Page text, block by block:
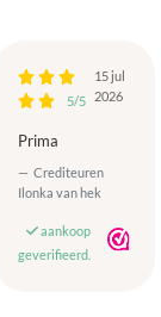
5/5
15 jul
2026
Prima
Crediteuren
Ilonka van hek
aankoop
geverifieerd.